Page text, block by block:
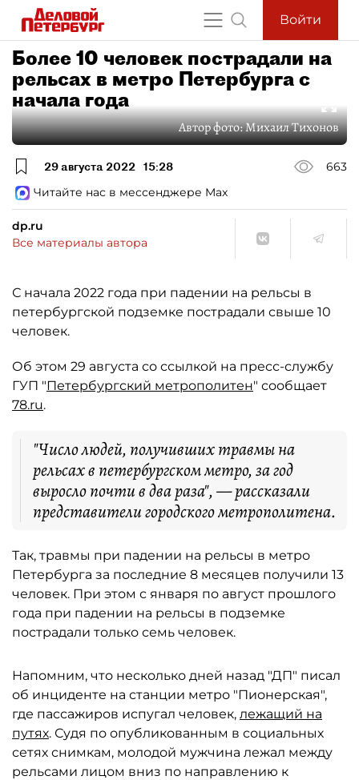
Войти
Более 10 человек пострадали на
рельсах в метро Петербурга с
начала года
Автор фото:Михаил Тихонов
29 августа 2022 15:28
663
Читайте нас в мессенджере Max
dp.ru
Все материалы автора
С начала 2022 года при падении на рельсы в
петербургской подземке пострадали свыше 10
человек.
Об этом 29 августа со ссылкой на пресс-службу
ГУП "Петербургский метрополитен" сообщает
78.ru.
"Число людей, получивших травмы на
рельсах в петербургском метро, за год
выросло почти в два раза", — рассказали
представители городского метрополитена.
Так, травмы при падении на рельсы в метро
Петербурга за последние 8 месяцев получили 13
человек. При этом с января по август прошлого
года при падении на рельсы в подземке
пострадали только семь человек.
Напомним, что несколько дней назад "ДП" писал
об инциденте на станции метро "Пионерская",
где пассажиров испугал человек, лежащий на
путях. Судя по опубликованным в социальных
сетях снимкам, молодой мужчина лежал между
рельсами лицом вниз по направлению к